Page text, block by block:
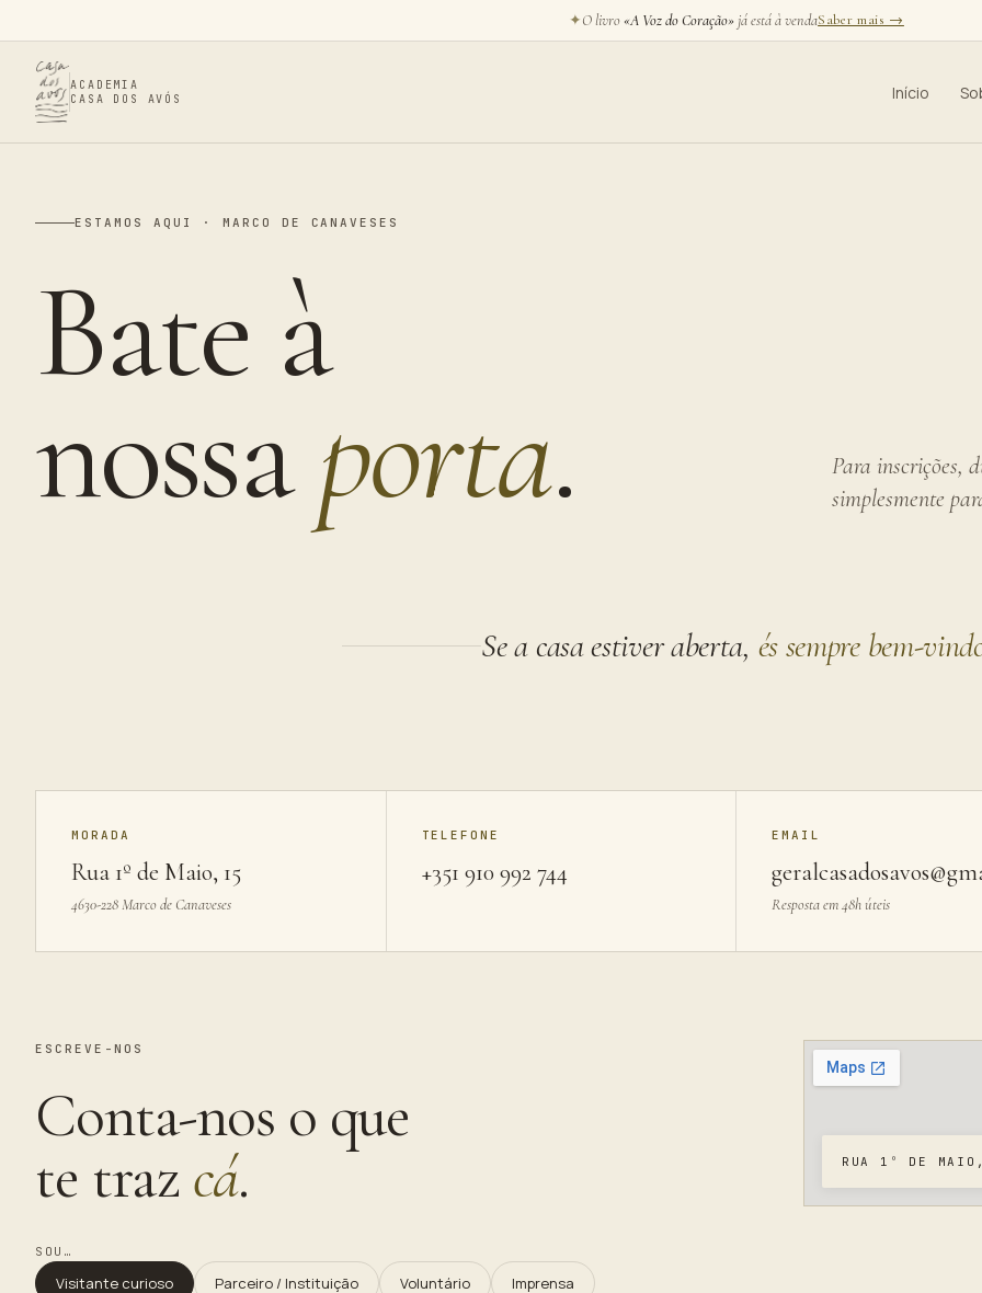
✦O livro «A Voz do Coração» já está à vendaSaber mais →
ACADEMIA
CASA DOS AVÓS
Início
ESTAMOS AQUI · MARCO DE CANAVESES
Bate à
nossaporta.
Para inscrições,
simplesmente
Se a casa estiver aberta, és sempre bem-
MORADA
Rua 1º de Maio, 15
4630-228 Marco de Canaveses
TELEFONE
+351 910 992 744
EMAIL
Resposta em 48h úteis
ESCREVE-NOS
Conta-nos o que
te traz cá.
SOU…
Visitante curioso Parceiro / Instituição Voluntário Imprensa
RUA 1º DE